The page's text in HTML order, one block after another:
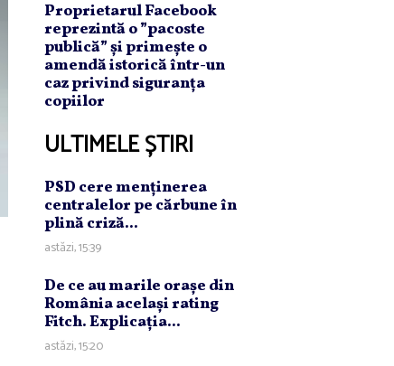
Proprietarul Facebook
reprezintă o ”pacoste
publică” și primește o
amendă istorică într-un
caz privind siguranța
copiilor
ULTIMELE ȘTIRI
PSD cere menţinerea
centralelor pe cărbune în
plină criză...
astăzi, 15:39
De ce au marile oraşe din
România acelaşi rating
Fitch. Explicaţia...
astăzi, 15:20